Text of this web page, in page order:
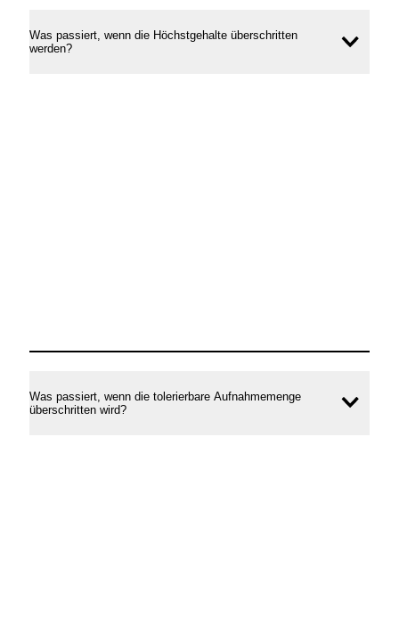
Was passiert, wenn die Höchstgehalte überschritten
werden?
Was passiert, wenn die tolerierbare Aufnahmemenge
überschritten wird?